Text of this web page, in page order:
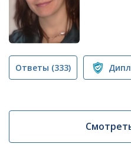
Ответы (333)